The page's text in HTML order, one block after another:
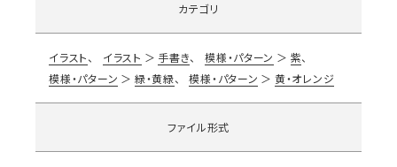
カテゴリ
イラスト イラスト 手書き 模様・パターン
紫
模様・パターン
緑・黄緑 模様・パターン 黄・オレンジ
ファイル形式